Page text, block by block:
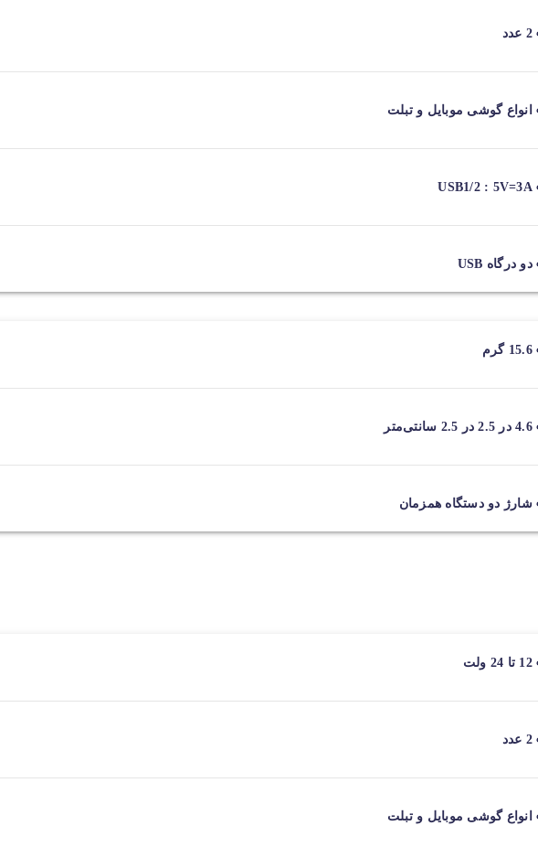
2 عدد
انواع گوشی موبایل و تبلت
USB1/2 : 5V=3A
دو درگاه USB
15.6 گرم
4.6 در 2.5 در 2.5 سانتی‌متر
شارژ دو دستگاه همزمان
12 تا 24 ولت
2 عدد
انواع گوشی موبایل و تبلت